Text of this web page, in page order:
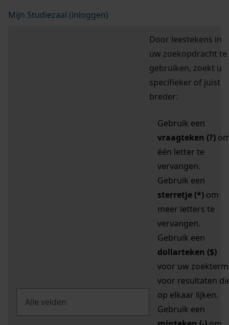
Mijn Studiezaal (inloggen)
Door leestekens in
uw zoekopdracht te
gebruiken, zoekt u
specifieker of juist
breder:
Gebruik een
vraagteken (?)
één letter te
vervangen.
Gebruik een
sterretje (*) om
meer letters te
vervangen.
Gebruik een
dollarteken ($)
voor uw zoekterm
voor resultaten
op elkaar lijken.
Gebruik een